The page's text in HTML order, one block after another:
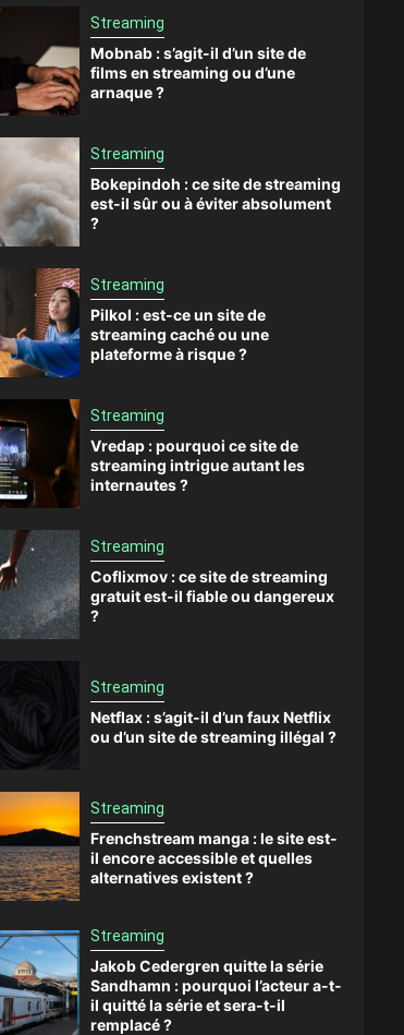
Streaming
Mobnab : s’agit-il d’un site de
films en streaming ou d’une
arnaque ?
Streaming
Bokepindoh : ce site de streaming
est-il sûr ou à éviter absolument
?
Streaming
Pilkol : est-ce un site de
streaming caché ou une
plateforme à risque ?
Streaming
Vredap : pourquoi ce site de
streaming intrigue autant les
internautes ?
Streaming
Coflixmov : ce site de streaming
gratuit est-il fiable ou dangereux
?
Streaming
Netflax : s’agit-il d’un faux Netflix
ou d’un site de streaming illégal ?
Streaming
Frenchstream manga : le site est-
il encore accessible et quelles
alternatives existent ?
Streaming
Jakob Cedergren quitte la série
Sandhamn : pourquoi l’acteur a-t-
il quitté la série et sera-t-il
remplacé ?